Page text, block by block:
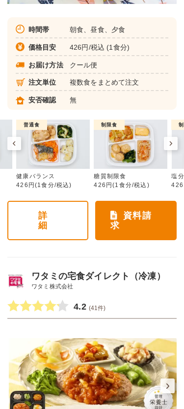
時間帯 朝食、昼食、夕食
価格目安 426円/税込 (1食分)
お届け方法 クール便
注文単位 複数食をまとめて注文
安否確認 無
普通食
健康バランス
426円(1食分/税込)
制限食
糖質制限食
426円(1食分/税込)
塩
詳
細
資料請
求
ワタミの宅食ダイレクト（冷凍）
ワタミ株式会社
4.2 (41件)